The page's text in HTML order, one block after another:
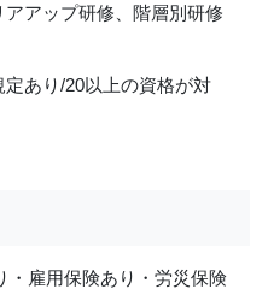
アップ研修、階層別研修
あり/20以上の資格が対
・雇用保険あり・労災保険